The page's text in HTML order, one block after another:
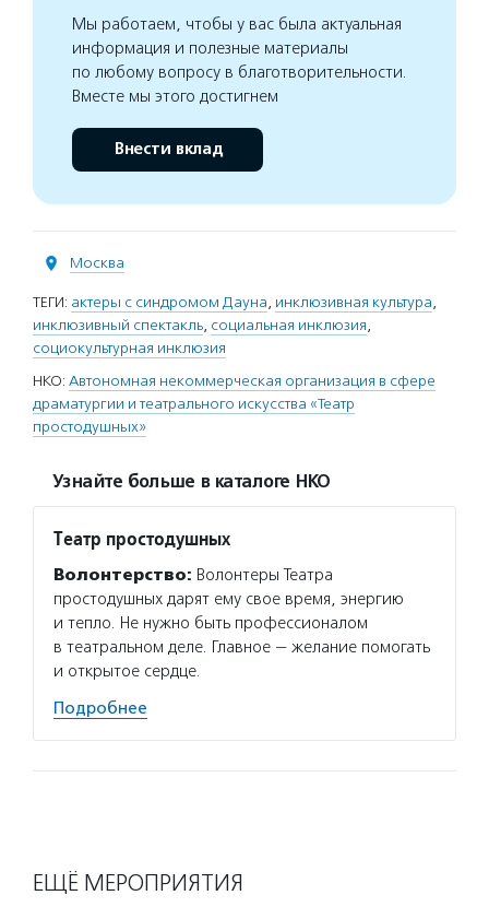
Мы работаем, чтобы у вас была актуальная
информация и полезные материалы
по любому вопросу в благотворительности.
Вместе мы этого достигнем
Внести вклад
Москва
ТЕГИ: актеры с синдромом Дауна, инклюзивная культура,
инклюзивный спектакль, социальная инклюзия,
социокультурная инклюзия
НКО: Автономная некоммерческая организация в сфере
драматургии и театрального искусства «Театр
простодушных»
Узнайте больше в каталоге НКО
Театр простодушных
Волонтерство: Волонтеры Театра
простодушных дарят ему свое время, энергию
и тепло. Не нужно быть профессионалом
в театральном деле. Главное — желание помогать
и открытое сердце.
Подробнее
ЕЩЁ МЕРОПРИЯТИЯ